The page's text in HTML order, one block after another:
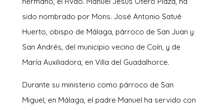
sido nombrado por Mons. José Antonio Satué
Huerto, obispo de Málaga, párroco de San Juan y
San Andrés, del municipio vecino de Coín, y de
María Auxiliadora, en Villa del Guadalhorce.
Durante su ministerio como párroco de San
Miguel, en Málaga, el padre Manuel ha servido con